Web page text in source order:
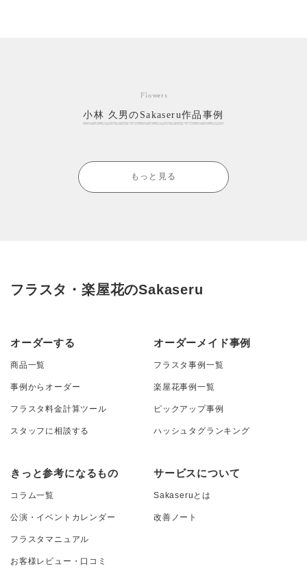
Flowers
小林 久男のSakaseru作品事例
もっと見る
フラスタ・楽屋花のSakaseru
オーダーする
商品一覧
事例からオーダー
フラスタ料金計算ツール
スタッフに相談する
オーダーメイド事例
フラスタ事例一覧
楽屋花事例一覧
ピックアップ事例
ハッシュタグランキング
きっと参考になるもの
コラム一覧
公演・イベントカレンダー
フラスタマニュアル
お客様レビュー・口コミ
サービスについて
Sakaseruとは
改善ノート